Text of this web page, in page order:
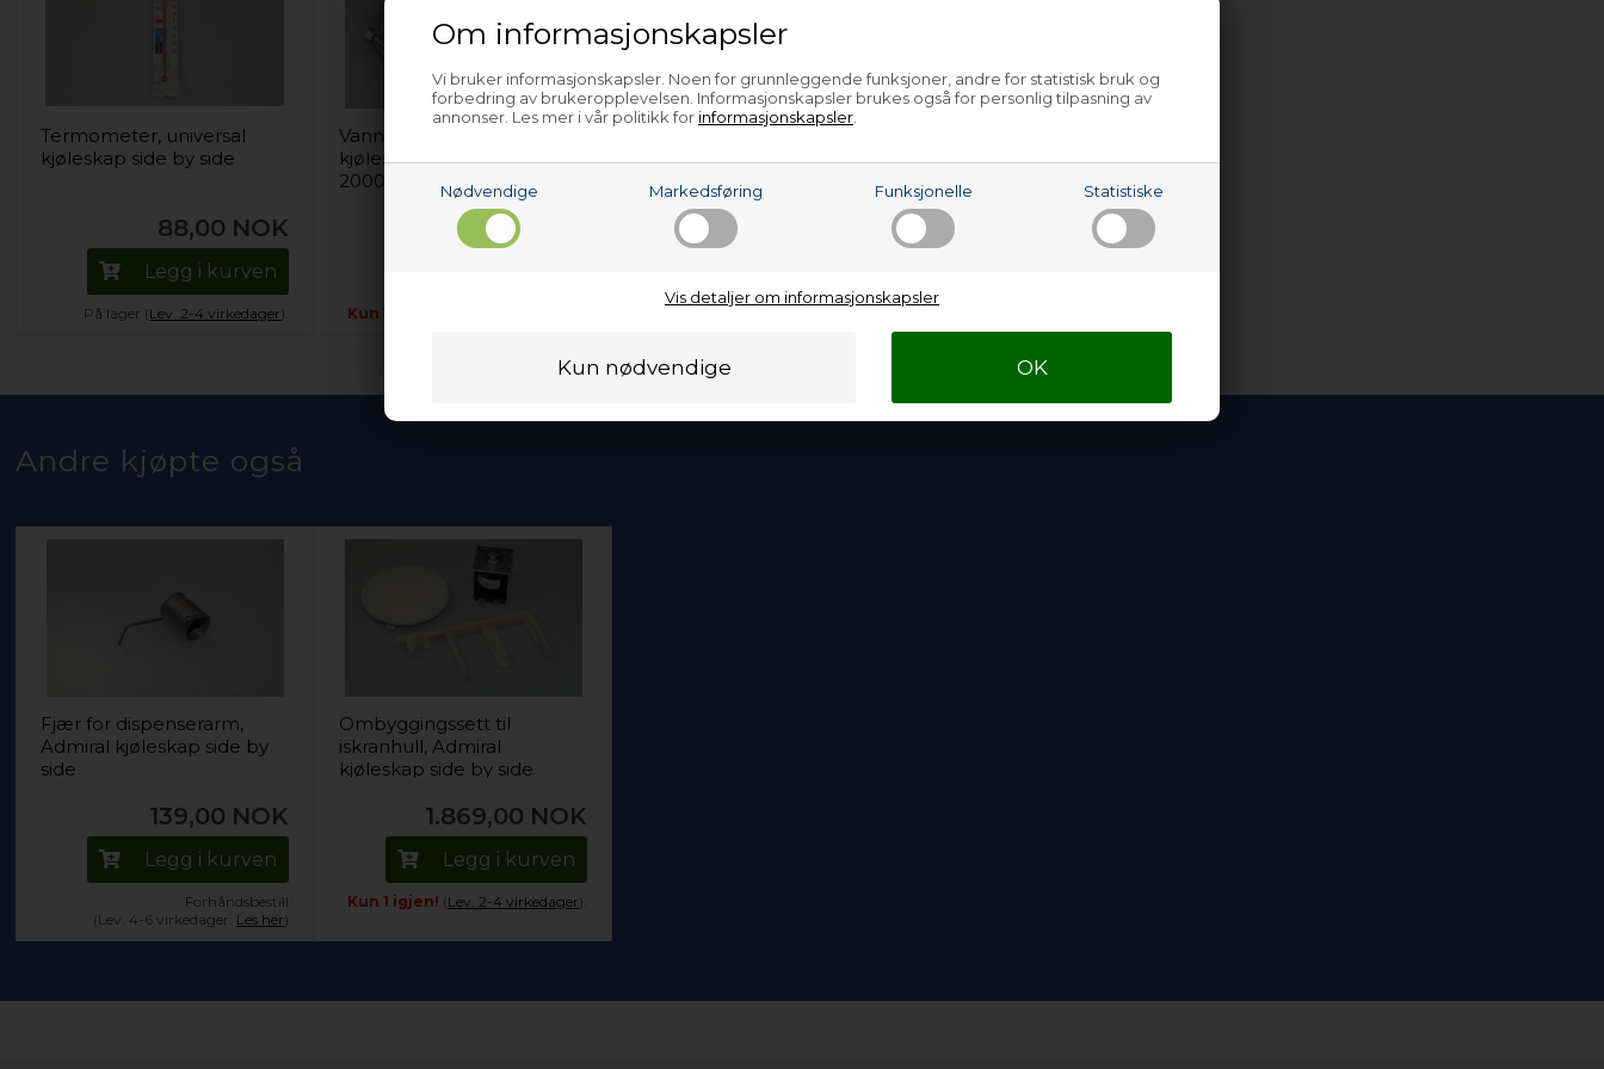
Om informasjonskapsler
Vi bruker informasjonskapsler. Noen for grunnleggende funksjoner, andre for statistisk bruk og
forbedring av brukeropplevelsen. Informasjonskapsler brukes også for personlig tilpasning av
annonser. Les mer i vår politikk for informasjonskapsler
Nødvendige Markedsføring Funksjonelle Statistiske
Vis detaljer om informasjonskapsler
Termometer, universal
kjøleskap side by side
88,00 NOK
Legg i kurven
På lager (Lev. 2-4 virkedager).
Vannslange, universal
kjøleskap side by side -
2000 mm
638,00
Kun 1 igjen!
Andre kjøpte også
Fjær for dispenserarm,
Admiral kjøleskap side by
side
139,00 NOK
Legg i kurven
Forhåndsbestill
(Lev. 4-6 virkedager. Les her)
Ombyggingssett til
iskranhull, Admiral
kjøleskap side by side
1.869,00 NOK
Legg i kurven
Kun 1 igjen! (Lev. 2-4 virkedager).